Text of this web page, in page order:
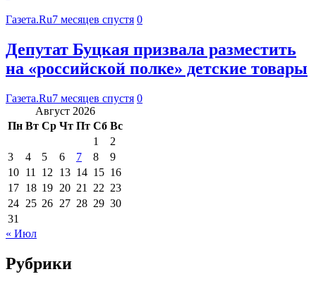
Газета.Ru7 месяцев спустя 0
Депутат Буцкая призвала разместить
на «российской полке» детские товары
Газета.Ru7 месяцев спустя 0
Август 2026
Пн Вт Ср Чт Пт Сб Вс
1
2
3
4 5 6 7 8
9
10 11 12 13 14 15 16
17 18 19 20 21 22 23
24 25 26 27 28 29 30
31
« Июл
Рубрики